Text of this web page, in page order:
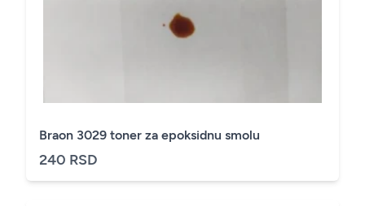
Braon 3029 toner za epoksidnu smolu
240 RSD